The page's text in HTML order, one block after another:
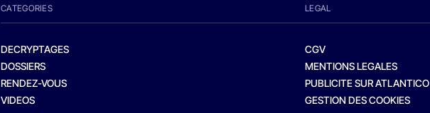
CATEGORIES
DECRYPTAGES
DOSSIERS
RENDEZ-VOUS
VIDEOS
LEGAL
CGV
MENTIONS LEGALES
PUBLICITE SUR ATLANTICO
GESTION DES COOKIES